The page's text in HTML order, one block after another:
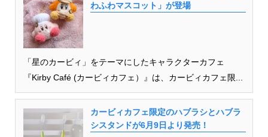
わふわマスコット」が登場
「星のカービィ」をテーマにしたキャラクターカフェ
『Kirby Café (カービィカフェ）』は、カービィカフェ限...
カービィカフェ限定のハブラシとハブラ
シスタンドが6月9日より発売！